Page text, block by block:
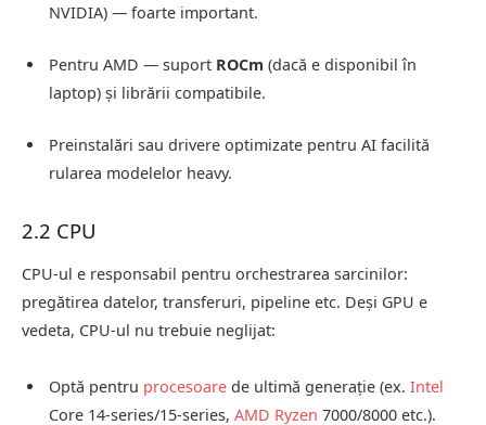
NVIDIA) — foarte important.
Pentru AMD — suport ROCm (dacă e disponibil în
laptop) și librării compatibile.
Preinstalări sau drivere optimizate pentru AI facilită
rularea modelelor heavy.
2.2 CPU
CPU-ul e responsabil pentru orchestrarea sarcinilor:
pregătirea datelor, transferuri, pipeline etc. Deși GPU e
vedeta, CPU-ul nu trebuie neglijat:
Optă pentru procesoare de ultimă generație (ex. Intel
Core 14‑series/15‑series, AMD Ryzen 7000/8000 etc.).